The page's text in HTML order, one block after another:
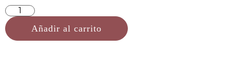
Añadir al carrito